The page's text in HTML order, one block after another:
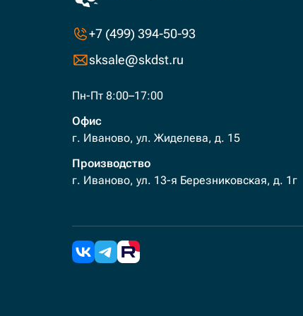
+7 (499) 394-50-93
sksale@skdst.ru
Пн-Пт 8:00–17:00
Офис
г. Иваново, ул. Жиделева, д. 15
Производство
г. Иваново, ул. 13-я Березниковская, д. 1г